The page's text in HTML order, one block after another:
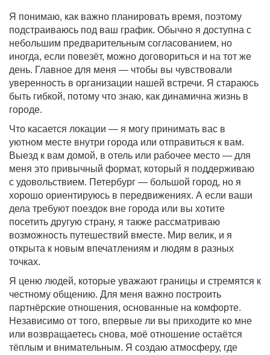
Я понимаю, как важно планировать время, поэтому
подстраиваюсь под ваш график. Обычно я доступна с
небольшим предварительным согласованием, но
иногда, если повезёт, можно договориться и на тот же
день. Главное для меня — чтобы вы чувствовали
уверенность в организации нашей встречи. Я стараюсь
быть гибкой, потому что знаю, как динамична жизнь в
городе.
Что касается локации — я могу принимать вас в
уютном месте внутри города или отправиться к вам.
Выезд к вам домой, в отель или рабочее место — для
меня это привычный формат, который я поддерживаю
с удовольствием. Петербург — большой город, но я
хорошо ориентируюсь в передвижениях. А если ваши
дела требуют поездок вне города или вы хотите
посетить другую страну, я также рассматриваю
возможность путешествий вместе. Мир велик, и я
открыта к новым впечатлениям и людям в разных
точках.
Я ценю людей, которые уважают границы и стремятся к
честному общению. Для меня важно построить
партнёрские отношения, основанные на комфорте.
Независимо от того, впервые ли вы приходите ко мне
или возвращаетесь снова, моё отношение остаётся
тёплым и внимательным. Я создаю атмосферу, где